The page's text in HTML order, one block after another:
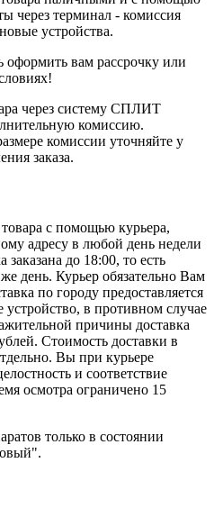
через терминал - комиссия
устройства.
вам рассрочку или
через систему СПЛИТ
комиссию.
комиссии уточняйте у
заказа.
с помощью курьера,
адресу в любой день недели
заказана до 18:00, то есть
день. Курьер обязательно Вам
по городу предоставляется
устройство, в противном случае
причины доставка
Стоимость доставки в
Вы при курьере
и соответствие
осмотра ограничено 15
только в состоянии